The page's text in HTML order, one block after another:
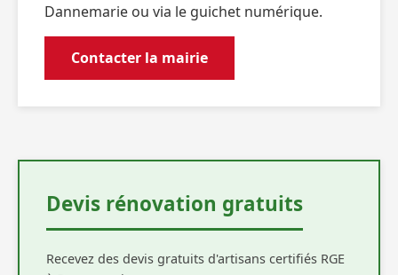
Dannemarie ou via le guichet numérique.
Contacter la mairie
Devis rénovation gratuits
Recevez des devis gratuits d'artisans certifiés RGE